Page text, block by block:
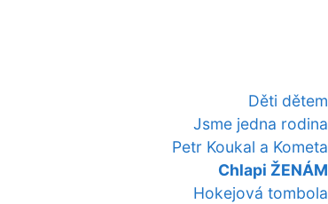
Děti dětem
Jsme jedna rodina
Petr Koukal a Kometa
Chlapi ŽENÁM
Hokejová tombola